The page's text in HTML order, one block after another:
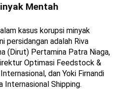
Mentah
kasus korupsi minyak
persidangan adalah Riva
(Dirut) Pertamina Patra Niaga,
Optimasi Feedstock &
dan Yoki Firnandi
Shipping.